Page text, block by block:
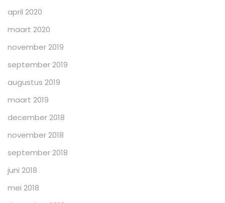
april 2020
maart 2020
november 2019
september 2019
augustus 2019
maart 2019
december 2018
november 2018
september 2018
juni 2018
mei 2018